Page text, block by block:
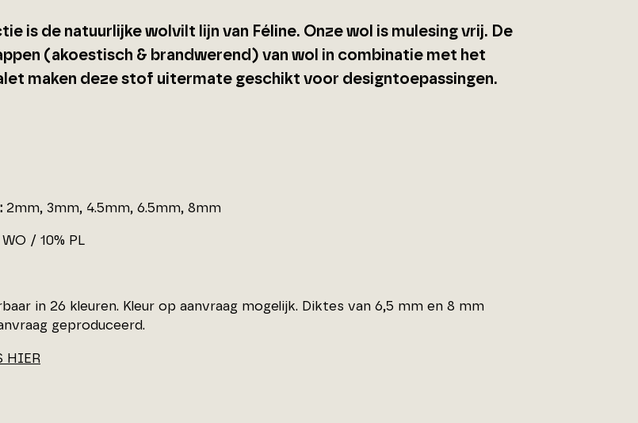
is de natuurlijke wolvilt lijn van Féline. Onze wol is mulesing vrij. De
(akoestisch & brandwerend) van wol in combinatie met het
maken deze stof uitermate geschikt voor designtoepassingen.
2mm, 3mm, 4.5mm, 6.5mm, 8mm
/ 10% PL
in 26 kleuren. Kleur op aanvraag mogelijk. Diktes van 6,5 mm en 8 mm
geproduceerd.
HIER